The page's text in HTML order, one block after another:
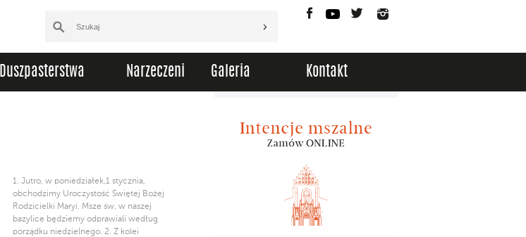
FacebookYouTubeTwitter
Duszpasterstwa Narzeczeni Galeria Kontakt
1. Jutro, w poniedziałek,1 stycznia,
obchodzimy Uroczystość Świętej Bożej
Rodzicielki Maryi. Msze św. w naszej
bazylice będziemy odprawiali według
porządku niedzielnego. 2. Z kolei